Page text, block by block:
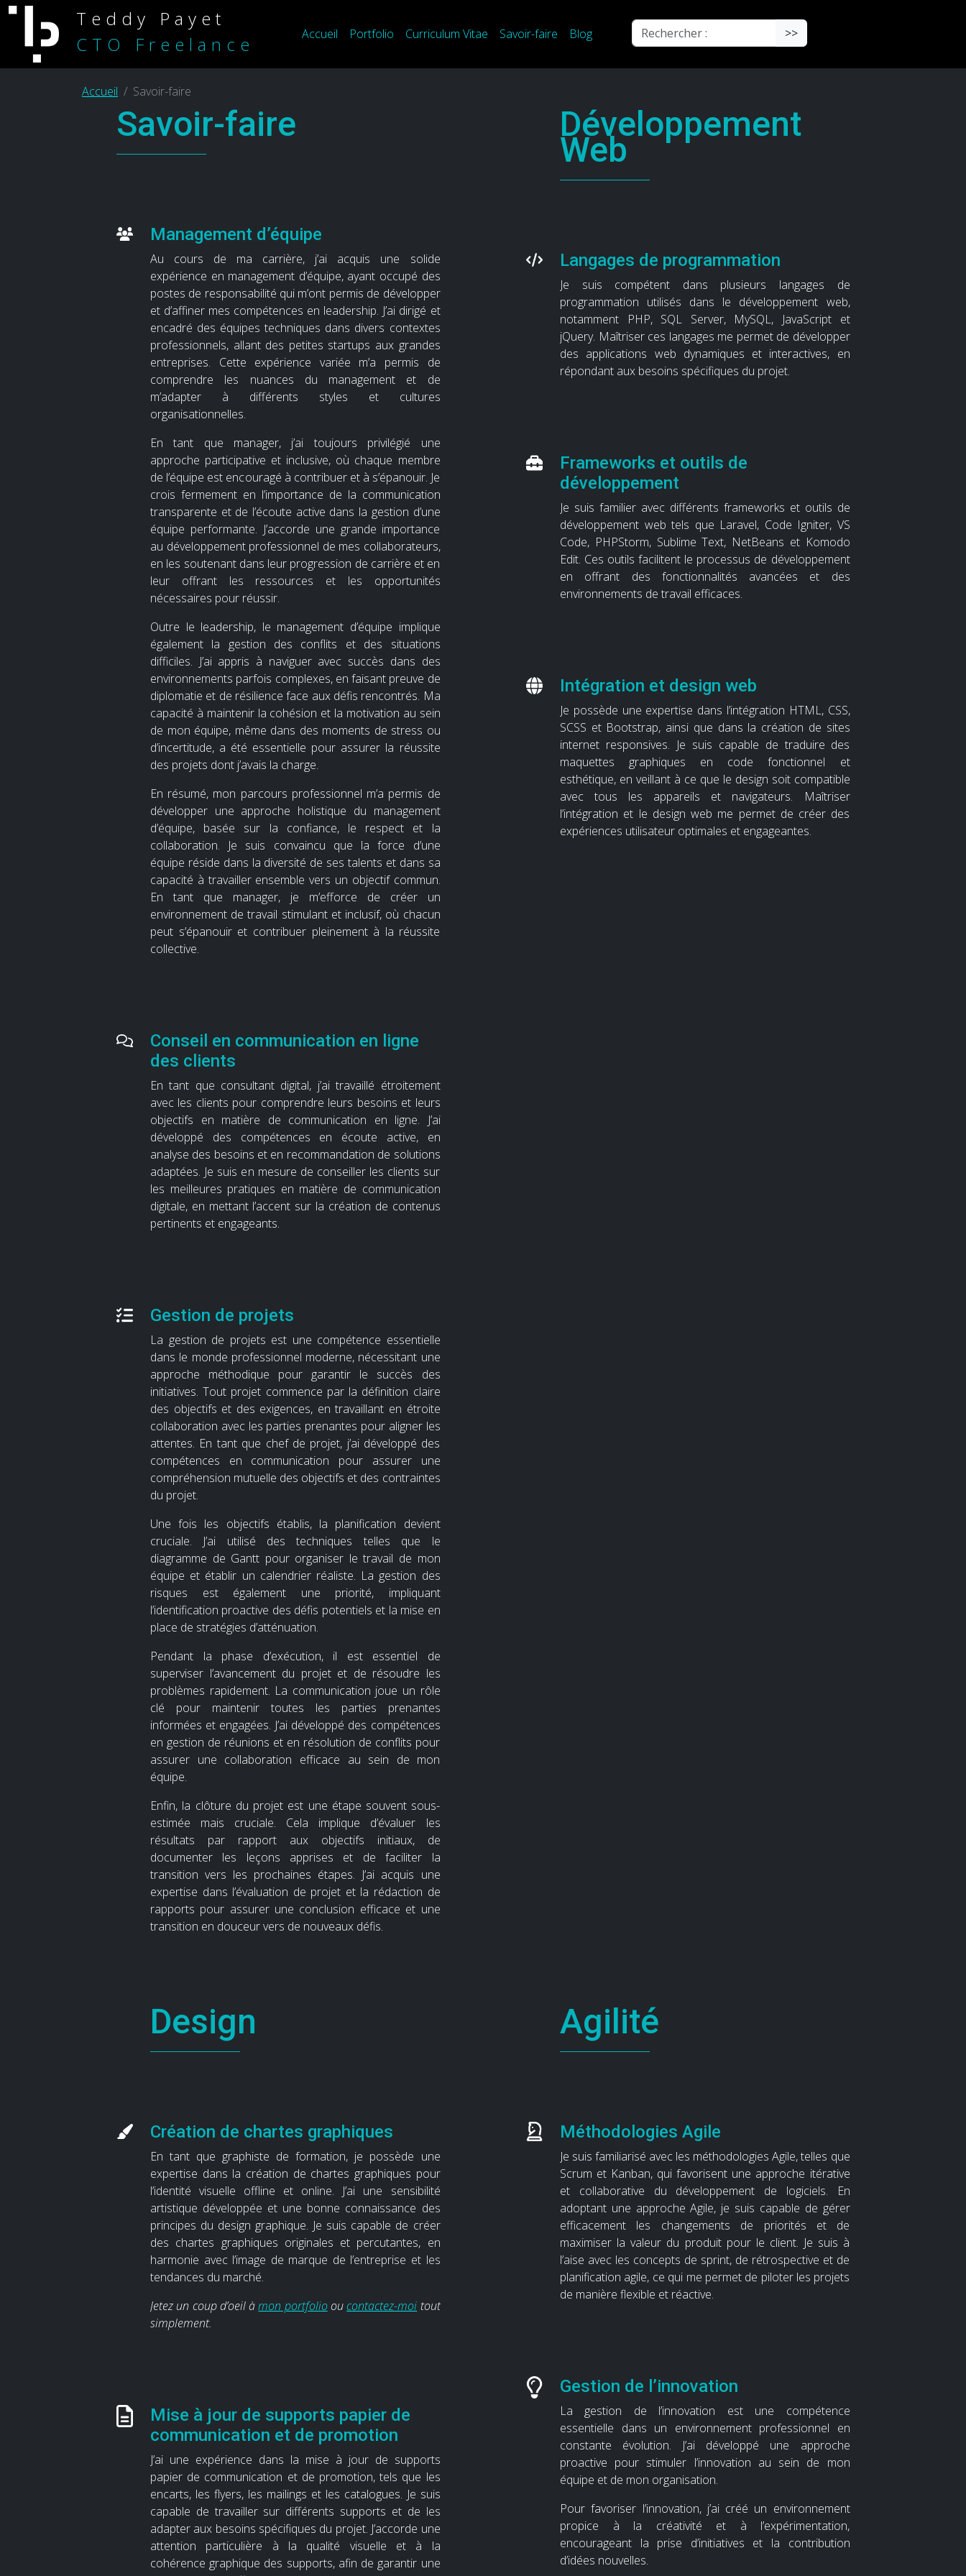
Teddy Payet
CTO Freelance
Accueil Portfolio Curriculum Vitae Savoir-faire Blog Rechercher : >>
Accueil Savoir-faire
Savoir-faire
Management d’équipe
Au cours de ma carrière, j’ai acquis une solide
expérience en management d’équipe, ayant occupé des
postes de responsabilité qui m’ont permis de développer
et d’affiner mes compétences en leadership. J’ai dirigé et
encadré des équipes techniques dans divers contextes
professionnels, allant des petites startups aux grandes
entreprises. Cette expérience variée m’a permis de
comprendre les nuances du management et de
m’adapter à différents styles et cultures
organisationnelles.
En tant que manager, j’ai toujours privilégié une
approche participative et inclusive, où chaque membre
de l’équipe est encouragé à contribuer et à s’épanouir. Je
crois fermement en l’importance de la communication
transparente et de l’écoute active dans la gestion d’une
équipe performante. J’accorde une grande importance
au développement professionnel de mes collaborateurs,
en les soutenant dans leur progression de carrière et en
leur offrant les ressources et les opportunités
nécessaires pour réussir.
Outre le leadership, le management d’équipe implique
également la gestion des conflits et des situations
difficiles. J’ai appris à naviguer avec succès dans des
environnements parfois complexes, en faisant preuve de
diplomatie et de résilience face aux défis rencontrés. Ma
capacité à maintenir la cohésion et la motivation au sein
de mon équipe, même dans des moments de stress ou
d’incertitude, a été essentielle pour assurer la réussite
des projets dont j’avais la charge.
En résumé, mon parcours professionnel m’a permis de
développer une approche holistique du management
d’équipe, basée sur la confiance, le respect et la
collaboration. Je suis convaincu que la force d’une
équipe réside dans la diversité de ses talents et dans sa
capacité à travailler ensemble vers un objectif commun.
En tant que manager, je m’efforce de créer un
environnement de travail stimulant et inclusif, où chacun
peut s’épanouir et contribuer pleinement à la réussite
collective.
Conseil en communication en ligne
des clients
En tant que consultant digital, j’ai travaillé étroitement
avec les clients pour comprendre leurs besoins et leurs
objectifs en matière de communication en ligne. J’ai
développé des compétences en écoute active, en
analyse des besoins et en recommandation de solutions
adaptées. Je suis en mesure de conseiller les clients sur
les meilleures pratiques en matière de communication
digitale, en mettant l’accent sur la création de contenus
pertinents et engageants.
Gestion de projets
La gestion de projets est une compétence essentielle
dans le monde professionnel moderne, nécessitant une
approche méthodique pour garantir le succès des
initiatives. Tout projet commence par la définition claire
des objectifs et des exigences, en travaillant en étroite
collaboration avec les parties prenantes pour aligner les
attentes. En tant que chef de projet, j’ai développé des
compétences en communication pour assurer une
compréhension mutuelle des objectifs et des contraintes
du projet.
Une fois les objectifs établis, la planification devient
cruciale. J’ai utilisé des techniques telles que le
diagramme de Gantt pour organiser le travail de mon
équipe et établir un calendrier réaliste. La gestion des
risques est également une priorité, impliquant
l’identification proactive des défis potentiels et la mise en
place de stratégies d’atténuation.
Pendant la phase d’exécution, il est essentiel de
superviser l’avancement du projet et de résoudre les
problèmes rapidement. La communication joue un rôle
clé pour maintenir toutes les parties prenantes
informées et engagées. J’ai développé des compétences
en gestion de réunions et en résolution de conflits pour
assurer une collaboration efficace au sein de mon
équipe.
Enfin, la clôture du projet est une étape souvent sous-
estimée mais cruciale. Cela implique d’évaluer les
résultats par rapport aux objectifs initiaux, de
documenter les leçons apprises et de faciliter la
transition vers les prochaines étapes. J’ai acquis une
expertise dans l’évaluation de projet et la rédaction de
rapports pour assurer une conclusion efficace et une
transition en douceur vers de nouveaux défis.
Développement
Web
Langages de programmation
Je suis compétent dans plusieurs langages de
programmation utilisés dans le développement web,
notamment PHP, SQL Server, MySQL, JavaScript et
jQuery. Maîtriser ces langages me permet de développer
des applications web dynamiques et interactives, en
répondant aux besoins spécifiques du projet.
Frameworks et outils de
développement
Je suis familier avec différents frameworks et outils de
développement web tels que Laravel, Code Igniter, VS
Code, PHPStorm, Sublime Text, NetBeans et Komodo
Edit. Ces outils facilitent le processus de développement
en offrant des fonctionnalités avancées et des
environnements de travail efficaces.
Intégration et design web
Je possède une expertise dans l’intégration HTML, CSS,
SCSS et Bootstrap, ainsi que dans la création de sites
internet responsives. Je suis capable de traduire des
maquettes graphiques en code fonctionnel et
esthétique, en veillant à ce que le design soit compatible
avec tous les appareils et navigateurs. Maîtriser
l’intégration et le design web me permet de créer des
expériences utilisateur optimales et engageantes.
Design
Création de chartes graphiques
En tant que graphiste de formation, je possède une
expertise dans la création de chartes graphiques pour
l’identité visuelle offline et online. J’ai une sensibilité
artistique développée et une bonne connaissance des
principes du design graphique. Je suis capable de créer
des chartes graphiques originales et percutantes, en
harmonie avec l’image de marque de l’entreprise et les
tendances du marché.
Jetez un coup d’oeil àmon portfoliooucontactez-moi tout
simplement.
Mise à jour de supports papier de
communication et de promotion
J’ai une expérience dans la mise à jour de supports
papier de communication et de promotion, tels que les
encarts, les flyers, les mailings et les catalogues. Je suis
capable de travailler sur différents supports et de les
adapter aux besoins spécifiques du projet. J’accorde une
attention particulière à la qualité visuelle et à la
cohérence graphique des supports, afin de garantir une
Agilité
Méthodologies Agile
Je suis familiarisé avec les méthodologies Agile, telles que
Scrum et Kanban, qui favorisent une approche itérative
et collaborative du développement de logiciels. En
adoptant une approche Agile, je suis capable de gérer
efficacement les changements de priorités et de
maximiser la valeur du produit pour le client. Je suis à
l’aise avec les concepts de sprint, de rétrospective et de
planification agile, ce qui me permet de piloter les projets
de manière flexible et réactive.
Gestion de l’innovation
La gestion de l’innovation est une compétence
essentielle dans un environnement professionnel en
constante évolution. J’ai développé une approche
proactive pour stimuler l’innovation au sein de mon
équipe et de mon organisation.
Pour favoriser l’innovation, j’ai créé un environnement
propice à la créativité et à l’expérimentation,
encourageant la prise d’initiatives et la contribution
d’idées nouvelles.